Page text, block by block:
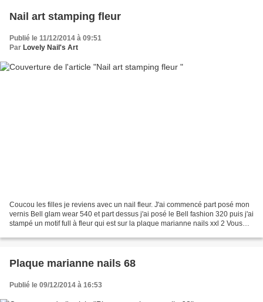
Nail art stamping fleur
Publié le 11/12/2014 à 09:51
Par Lovely Nail's Art
Coucou les filles je reviens avec un nail fleur. J'ai commencé part posé mon
vernis Bell glam wear 540 et part dessus j'ai posé le Bell fashion 320 puis j'ai
stampé un motif full à fleur qui est sur la plaque marianne nails xxl 2 Vous
Plaque marianne nails 68
Publié le 09/12/2014 à 16:53